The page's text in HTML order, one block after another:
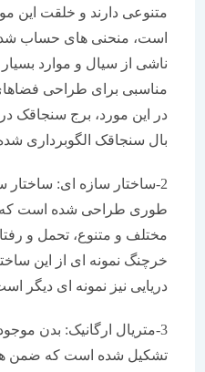
متنوعی دارند و خلقت این
است، منحنی های حساب شده،
ناشی از سیال و موارد بسیار
مناسبی برای طراحی فضاهای
در این مورد، برج سنجاقک در
بال سنجاقک الگوبرداری شده
2-ساختار سازه ای: ساختار سازه
طوری طراحی شده است که در
مختلف و متنوع، تحمل و رفتار
خرچنگ نمونه ای از این ساختار
دریایی نیز نمونه ای دیگر است.
3-متریال ارگانیک: بدن موجودات
تشکیل شده است که ضمن